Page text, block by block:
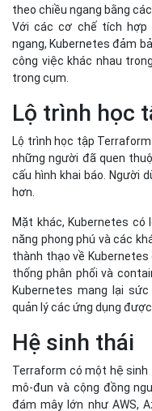
theo chiều ngang bằng
Với các cơ chế tích hợp
ngang, Kubernetes đảm
công việc khác nhau
trong cụm.
Lộ trình học
Lộ trình học tập
những người đã quen
cấu hình khai báo. Người
hơn.
Mặt khác, Kubernetes
năng phong phú và các
thành thạo về
thống phân phối và
Kubernetes mang lại
quản lý các ứng dụng được
Hệ sinh thái
Terraform có một hệ sinh
mô-đun và cộng đồng
đám mây lớn như AWS,